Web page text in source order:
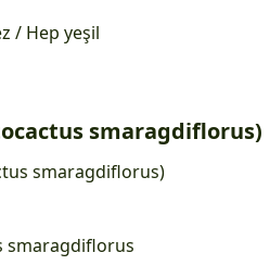
/ Hep yeşil
smaragdiflorus)
smaragdiflorus